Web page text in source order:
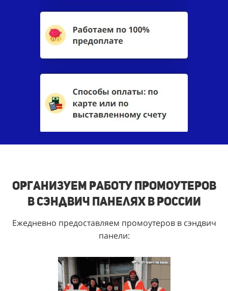
Организуем работу промоутеров
в сэндвич панелях в России
Ежедневно предоставляем промоутеров в сэндвич
панели: